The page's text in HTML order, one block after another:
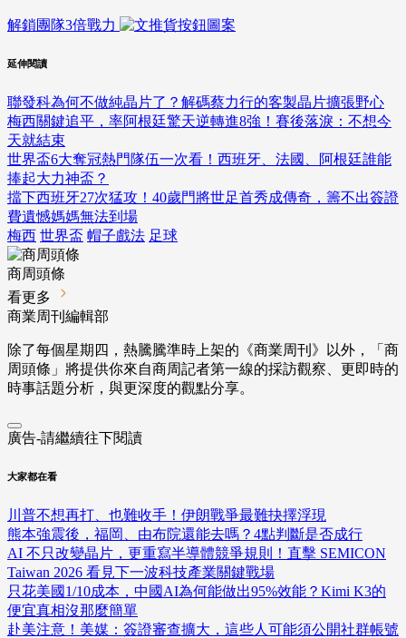
解鎖團隊3倍戰力
延伸閱讀
聯發科為何不做純晶片了？解碼蔡力行的客製晶片擴張野心
梅西關鍵追平，率阿根廷驚天逆轉進8強！賽後落淚：不想今
天就結束
世界盃6大奪冠熱門隊伍一次看！西班牙、法國、阿根廷誰能
捧起大力神盃？
擋下西班牙27次猛攻！40歲門將世足首秀成傳奇，籌不出簽證
費遺憾媽媽無法到場
梅西 世界盃 帽子戲法 足球
商周頭條
看更多
商業周刊編輯部
除了每個星期四，熱騰騰準時上架的《商業周刊》以外，「商
周頭條」將提供你來自商周記者第一線的採訪觀察、 更即時的
時事話題分析，與更深度的觀點分享。
廣告-請繼續往下閱讀
大家都在看
川普不想再打、也難收手！伊朗戰爭最難抉擇浮現
熊本強震後，福岡、由布院還能去嗎？4點判斷是否成行
AI 不只改變晶片，更重寫半導體競爭規則！直擊 SEMICON
Taiwan 2026 看見下一波科技產業關鍵戰場
只花美國1/10成本，中國AI為何能做出95%效能？Kimi K3的
便宜真相沒那麼簡單
赴美注意！美媒：簽證審查擴大，這些人可能須公開社群帳號